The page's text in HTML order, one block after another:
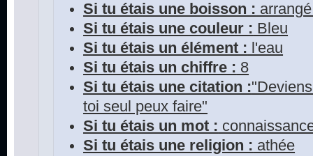
Si tu étais une boisson :
Si tu étais une couleur : Bleu
Si tu étais un élément : l'eau
Si tu étais un chiffre : 8
Si tu étais une citation :
toi seul peux faire"
Si tu étais un mot :
Si tu étais une religion : athée